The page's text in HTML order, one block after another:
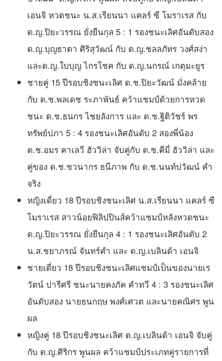
เอนจิ หวดชนะ น.ส.เรียนนา แคลร์ ซี โมราเรส กับ
ด.ญ.ปิยะวรรณ ยั่งยืนกุล 5 : 1 รองชนะเลิศอันดับสอง
ด.ญ.บุญธาดา ศิริสุวัฒน์ กับ ด.ญ.ชลลภัทร วงศ์สง่า
และด.ญ.ใบบุญ ไกรโชค กับ ด.ญ.นกรณ์ เกตุมะยูร
ชายคู่ 15 ปีรอบชิงชนะเลิศ ด.ช.ปิยะวัฒน์ มั่งคล้าย
กับ ด.ช.พลเดช ระภาพันธ์ คว้าแชมป์ด้วยการหวด
ชนะ ด.ช.ธนกร ไชยลังการ และ ด.ช.ฐิติวัชร์ พร
ทรัพย์ปภา 5 : 4 รองชนะเลิศอันดับ 2 สองพี่น้อง
ด.ช.อมร คาเลวี ฮัววิล่า จับคู่กับ ด.ช.คีมี่ ฮัววิล่า และ
คู่ของ ด.ช.ชวนากร ธนีภาพ กับ ด.ช.นนท์ปวัฒน์ คำ
จริง
หญิงเดี่ยว 18 ปีรอบชิงชนะเลิศ น.ส.เรียนนา แคลร์ ซี
โมราเรส สาวน้อยฟิลิปปินส์คว้าแชมป์หลังหวดชนะ
ด.ญ.ปิยะวรรณ ยั่งยืนกุล 4 : 1 รองชนะเลิศอันดับ 2
น.ส.ชยาภรณ์ จันทร์คำ และ ด.ญ.เบลินด้า เอนจิ
ชายเดี่ยว 18 ปีรอบชิงชนะเลิศแชมป์เป็นของนายเร
วัตน์ ปารีศรี ชนะนายคงภัค คำทวี 4 : 3 รองชนะเลิศ
อันดับสอง นายธนกฤษ พงศ์เศวต และนายคณิศร พูน
ผล
หญิงคู่ 18 ปีรอบชิงชนะเลิศ ด.ญ.เบลินด้า เอนจิ จับคู่
กับ ด.ญ.ศิริกร พูนผล คว้าแชมป์ประเภทคู่รายการที่